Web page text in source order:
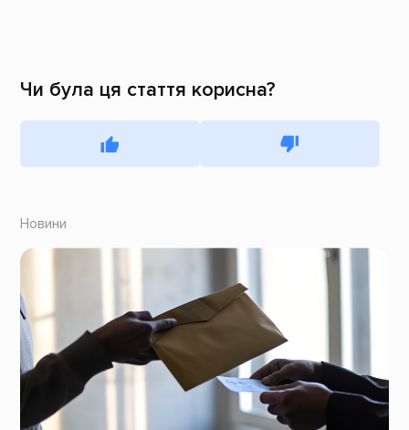
Чи була ця стаття корисна?
Новини